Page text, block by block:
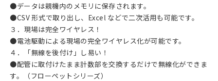
●データは親機内のメモリに保存されます。
●CSV 形式で取り出し、Excel などで二次活用も可能です。
３．現場は完全ワイヤレス！
●電池駆動による現場の完全ワイヤレス化が可能です。
４．「無線を後付け」し易い！
●配管に取付けたまま計数部を交換するだけで無線化ができま
す。（フローペットシリーズ）